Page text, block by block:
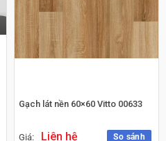
So sánh
Gạch lát nền 60×60 Vitto 00633
Giá: Liên hệ